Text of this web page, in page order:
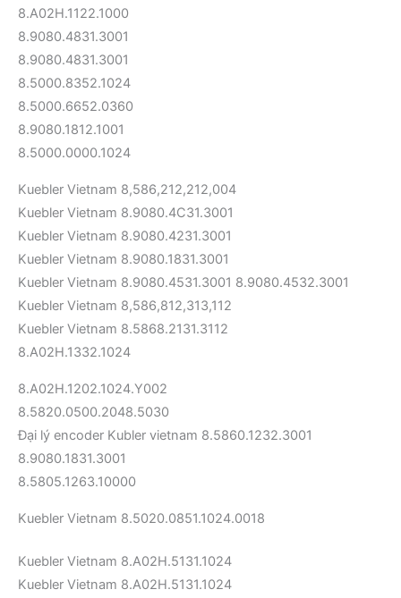
8.A02H.1122.1000
8.9080.4831.3001
8.9080.4831.3001
8.5000.8352.1024
8.5000.6652.0360
8.9080.1812.1001
8.5000.0000.1024
Kuebler Vietnam 8,586,212,212,004
Kuebler Vietnam 8.9080.4C31.3001
Kuebler Vietnam 8.9080.4231.3001
Kuebler Vietnam 8.9080.1831.3001
Kuebler Vietnam 8.9080.4531.3001 8.9080.4532.3001
Kuebler Vietnam 8,586,812,313,112
Kuebler Vietnam 8.5868.2131.3112
8.A02H.1332.1024
8.A02H.1202.1024.Y002
8.5820.0500.2048.5030
Đại lý encoder Kubler vietnam 8.5860.1232.3001
8.9080.1831.3001
8.5805.1263.10000
Kuebler Vietnam 8.5020.0851.1024.0018
Kuebler Vietnam 8.A02H.5131.1024
Kuebler Vietnam 8.A02H.5131.1024